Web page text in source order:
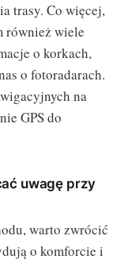
trasy. Co więcej,
również wiele
o korkach,
o fotoradarach.
na
GPS do
uwagę przy
warto zwrócić
o komforcie i